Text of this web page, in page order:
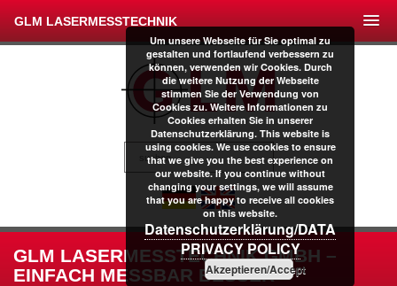
GLM LASERMESSTECHNIK
GLM LASERMESSTECHNIK GMBH –
EINFACH MESSBAR BESSER
Um unsere Webseite für Sie optimal zu
gestalten und fortlaufend verbessern zu
können, verwenden wir Cookies. Durch
die weitere Nutzung der Webseite
stimmen Sie der Verwendung von
Cookies zu. Weitere Informationen zu
Cookies erhalten Sie in unserer
Datenschutzerklärung. This website is
using cookies. We use cookies to ensure
that we give you the best experience on
our website. If you continue without
changing your settings, we will assume
that you are happy to receive all cookies
on this website.
Datenschutzerklärung/DATA
PRIVACY POLICY
Akzeptieren/Accept